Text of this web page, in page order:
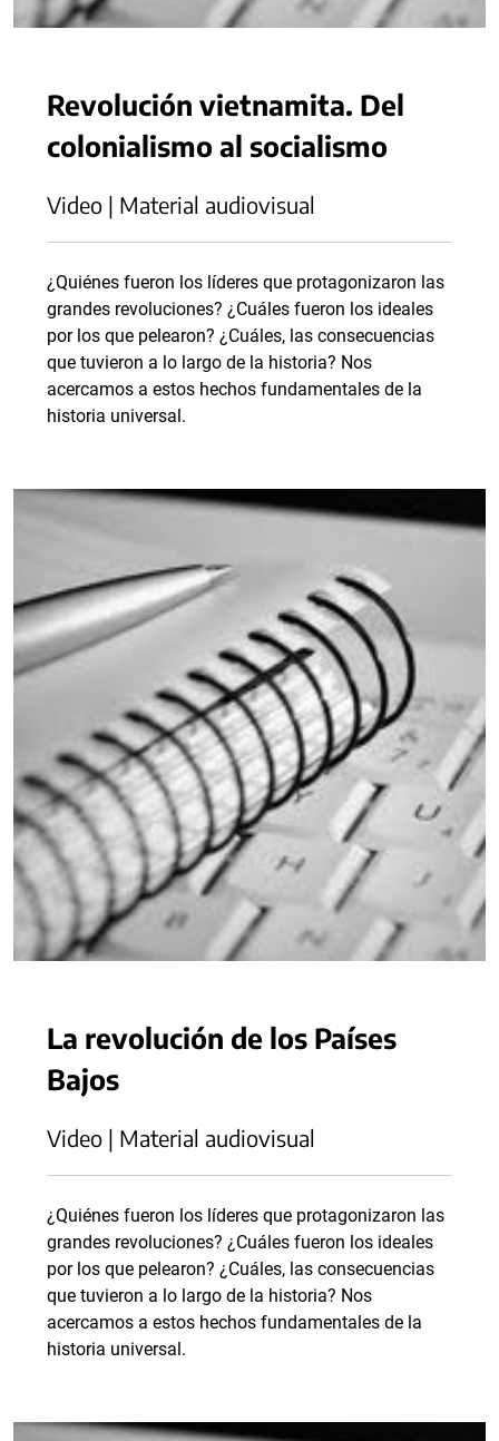
Revolución vietnamita. Del
colonialismo al socialismo
Video | Material audiovisual
¿Quiénes fueron los líderes que protagonizaron las
grandes revoluciones? ¿Cuáles fueron los ideales
por los que pelearon? ¿Cuáles, las consecuencias
que tuvieron a lo largo de la historia? Nos
acercamos a estos hechos fundamentales de la
historia universal.
La revolución de los Países
Bajos
Video | Material audiovisual
¿Quiénes fueron los líderes que protagonizaron las
grandes revoluciones? ¿Cuáles fueron los ideales
por los que pelearon? ¿Cuáles, las consecuencias
que tuvieron a lo largo de la historia? Nos
acercamos a estos hechos fundamentales de la
historia universal.